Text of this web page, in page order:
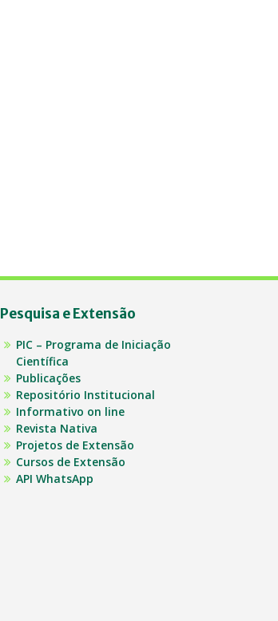
Pesquisa e Extensão
PIC – Programa de Iniciação
Científica
Publicações
Repositório Institucional
Informativo on line
Revista Nativa
Projetos de Extensão
Cursos de Extensão
API WhatsApp